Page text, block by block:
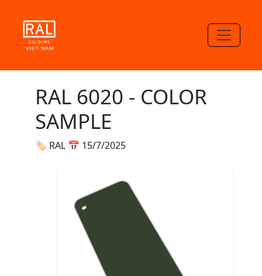
RAL 6020 - COLOR
SAMPLE
🏷 RAL 📅 15/7/2025